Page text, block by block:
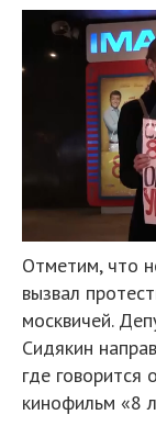
Отметим, что
вызвал
москвичей.
Сидякин
где говорится
кинофильм «8